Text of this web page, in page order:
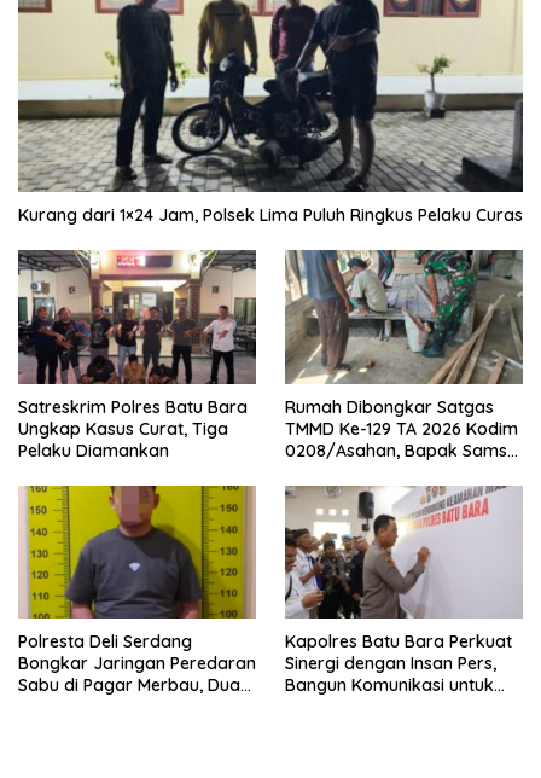
Kurang dari 1×24 Jam, Polsek Lima Puluh Ringkus Pelaku Curas
Satreskrim Polres Batu Bara
Ungkap Kasus Curat, Tiga
Pelaku Diamankan
Rumah Dibongkar Satgas
TMMD Ke-129 TA 2026 Kodim
0208/Asahan, Bapak Samsul
Miliki Rumah Layak Huni
Segera Terwujud
Polresta Deli Serdang
Bongkar Jaringan Peredaran
Sabu di Pagar Merbau, Dua
Kapolres Batu Bara Perkuat
Sinergi dengan Insan Pers,
Bangun Komunikasi untuk